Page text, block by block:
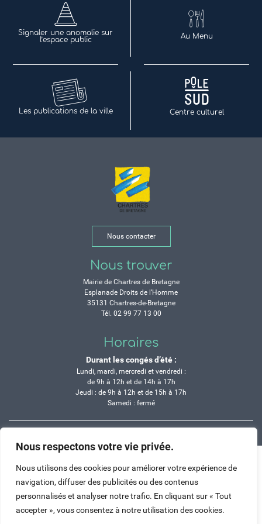
Nous respectons votre vie privée.
Nous utilisons des cookies pour améliorer votre expérience de
navigation, diffuser des publicités ou des contenus
personnalisés et analyser notre trafic. En cliquant sur « Tout
accepter », vous consentez à notre utilisation des cookies.
Signaler une anomalie sur
l’espace public
Au Menu
Les publications de la ville Centre culturel
Nous contacter
Nous trouver
Mairie de Chartres de Bretagne
Esplanade Droits de l’Homme
35131 Chartres-de-Bretagne
Tél. 02 99 77 13 00
Horaires
Durant les congés d’été :
Lundi, mardi, mercredi et vendredi :
de 9h à 12h et de 14h à 17h
Jeudi : de 9h à 12h et de 15h à 17h
Samedi : fermé
Haut de page